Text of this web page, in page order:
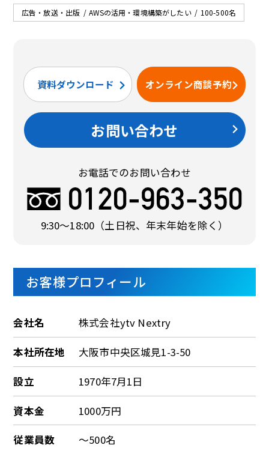
広告・放送・出版 AWSの活用・環境構築がしたい 100-500名
資料ダウンロード オンライン商談予約
お問い合わせ
お電話でのお問い合わせ
9:30〜18:00 （土日祝、年末年始を除く）
お客様プロフィール
会社名 株式会社ytv Nextry
本社所在地 大阪市中央区城見1-3-50
設立 1970年7月1日
資本金 1000万円
従業員数 ～500名